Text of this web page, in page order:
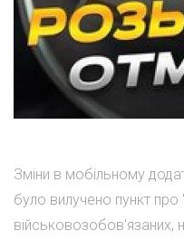
Зміни в мобільному
було вилучено пункт
військовозобов'язаних,